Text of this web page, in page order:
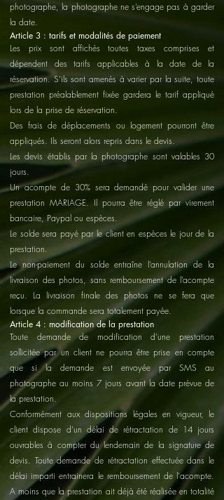
photographe, la photographe ne s’engage pas à garder
la date.
Article 3 : tarifs et modalités de paiement
Les prix sont affichés toutes taxes comprises et
dépendent des tarifs applicables à la date de la
réservation. S'ils sont amenés à varier par la suite, toute
prestation préalablement fixée gardera le tarif appliqué
lors de la prise de réservation.
Des frais de déplacements ou logement pourront être
appliqués. Ils seront alors repris dans le devis.
Les devis établis par la photographe sont valables 30
jours.
Un acompte de 30% sera demandé pour valider une
prestation MARIAGE. Il pourra être réglé par virement
bancaire, Paypal ou espèces.
Le solde sera payé par le client en espèces le jour de la
prestation.
Le non-paiement du solde entraîne l’annulation de la
livraison des photos, sans remboursement de l’acompte
reçu. La livraison finale des photos ne se fera que
lorsque la commande sera totalement payée.
Article 4 : modification de la prestation
Toute demande de modification d’une prestation
sollicitée par un client ne pourra être prise en compte
que si la demande est envoyée par SMS au
photographe au moins 7 jours avant la date prévue de
la prestation.
Conformément aux dispositions légales en vigueur, le
client dispose d’un délai de rétractation de 14 jours
ouvrables à compter du lendemain de la signature de
devis. Toute demande de rétractation effectuée dans le
délai imparti entrainera le remboursement de l'acompte.
A moins que la prestation ait déjà été réalisée en totalité